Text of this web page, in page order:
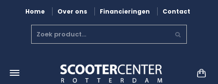
Home Over ons Financieringen Contact